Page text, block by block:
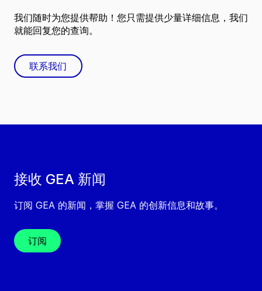
接收 GEA 新闻
订阅 GEA 的新闻，掌握 GEA 的创新信息和故事。
订阅
我们随时为您提供帮助！您只需提供少量详细信息，我们
就能回复您的查询。
联系我们